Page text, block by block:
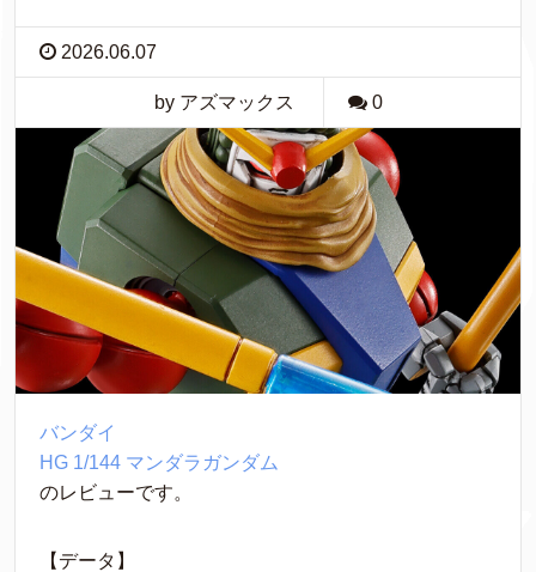
2026.06.07
by アズマックス 0
バンダイ
HG 1/144 マンダラガンダム
のレビューです。
【データ】